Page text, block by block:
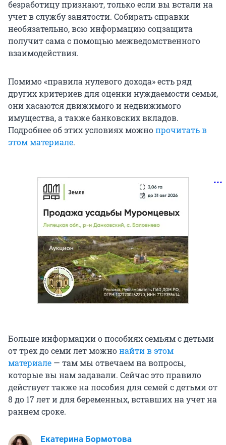
безработицу признают, только если вы встали на
учет в службу занятости. Собирать справки
необязательно, всю информацию соцзащита
получит сама с помощью межведомственного
взаимодействия.
Помимо «правила нулевого дохода» есть ряд
других критериев для оценки нуждаемости семьи,
они касаются движимого и недвижимого
имущества, а также банковских вкладов.
Подробнее об этих условиях можнопрочитать в
этом материале.
Больше информации о пособиях семьям с детьми
от трех до семи лет можнонайти в этом
материале — там мы отвечаем на вопросы,
которые вы нам задавали. Сейчас это правило
действует также на пособия для семей с детьми от
8 до 17 лет и для беременных, вставших на учет на
раннем сроке.
Екатерина Бормотова